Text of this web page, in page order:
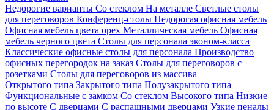
Недорогие варианты Со стеклом На металле Светлые столы
для переговоров Конференц-столы Недорогая офисная мебель
Офисная мебель цвета орех Металлическая мебель Офисная
мебель черного цвета Столы для персонала эконом-класса
Классические офисные столы для персонала Производство
офисных перегородок на заказ Столы для переговоров с
розетками Столы для переговоров из массива
Открытого типа Закрытого типа Полузакрытого типа
Функциональные с замком Со стеклом Высокого типа Низкие
по высоте С дверцами С распашными дверцами Узкие пеналы